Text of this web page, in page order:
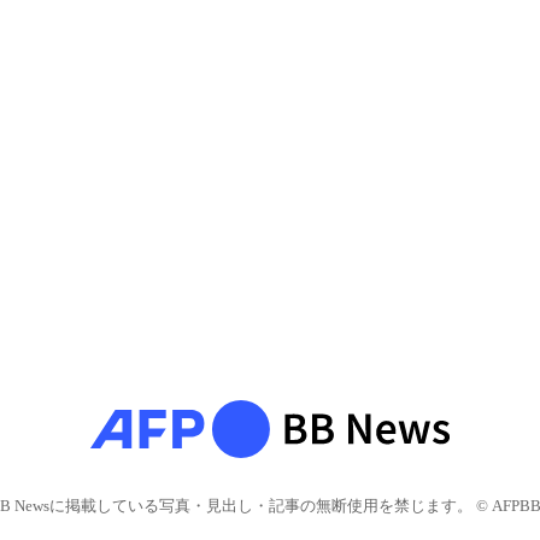
Newsに掲載している写真・見出し・記事の無断使用を禁じます。 © AFPBB